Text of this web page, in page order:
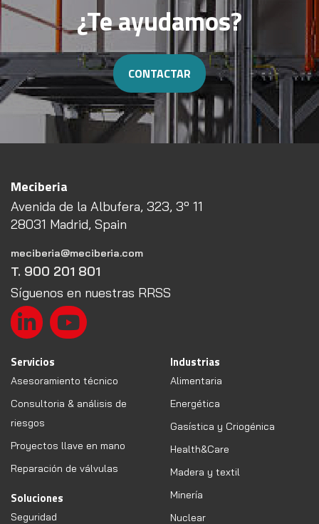
¿Te ayudamos?
CONTACTAR
Meciberia
Avenida de la Albufera, 323, 3º 11
28031 Madrid, Spain
meciberia@meciberia.com
T. 900 201 801
Síguenos en nuestras RRSS
Servicios
Asesoramiento técnico
Consultoria & análisis de
riesgos
Proyectos llave en mano
Reparación de válvulas
Soluciones
Seguridad
Industrias
Alimentaria
Energética
Gasística y Criogénica
Health&Care
Madera y textil
Minería
Nuclear